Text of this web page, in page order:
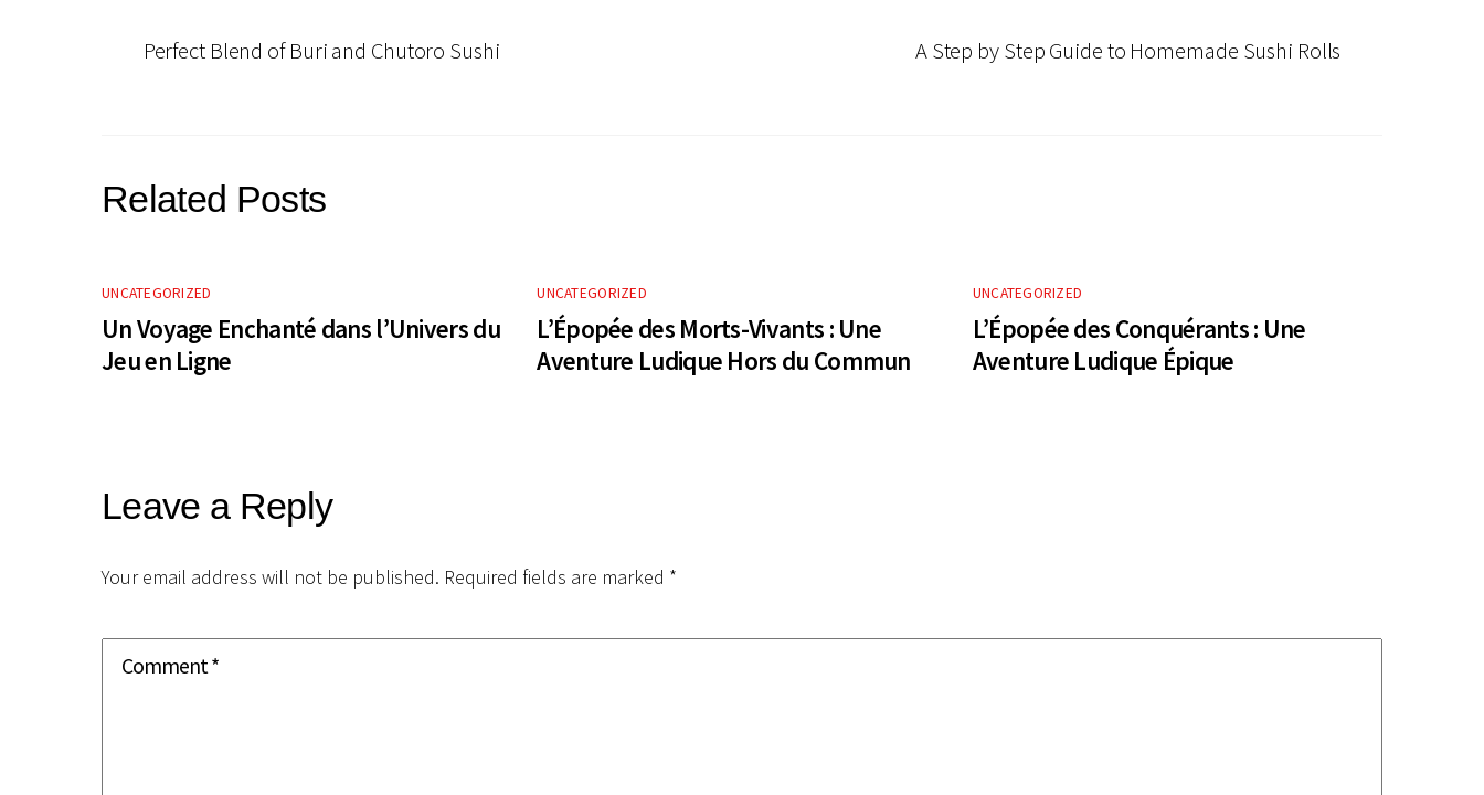
Perfect Blend of Buri and Chutoro Sushi A Step by Step Guide to Homemade Sushi Rolls
Related Posts
UNCATEGORIZED
Un Voyage Enchanté dans l’Univers du
Jeu en Ligne
UNCATEGORIZED
L’Épopée des Morts-Vivants : Une
Aventure Ludique Hors du Commun
UNCATEGORIZED
L’Épopée des Conquérants : Une
Aventure Ludique Épique
Leave a Reply
Your email address will not be published. Required fields are marked *
Comment*